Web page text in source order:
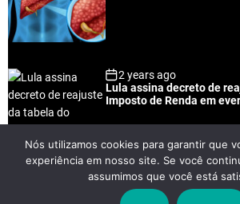
2 years ago
Lula assina decreto de
Imposto de Renda em
2 years ago
Lei Rouanet e Petrobras
que Lula pediu votos para
Nós utilizamos cookies para garantir que
experiência em nosso site. Se você
assumimos que você está